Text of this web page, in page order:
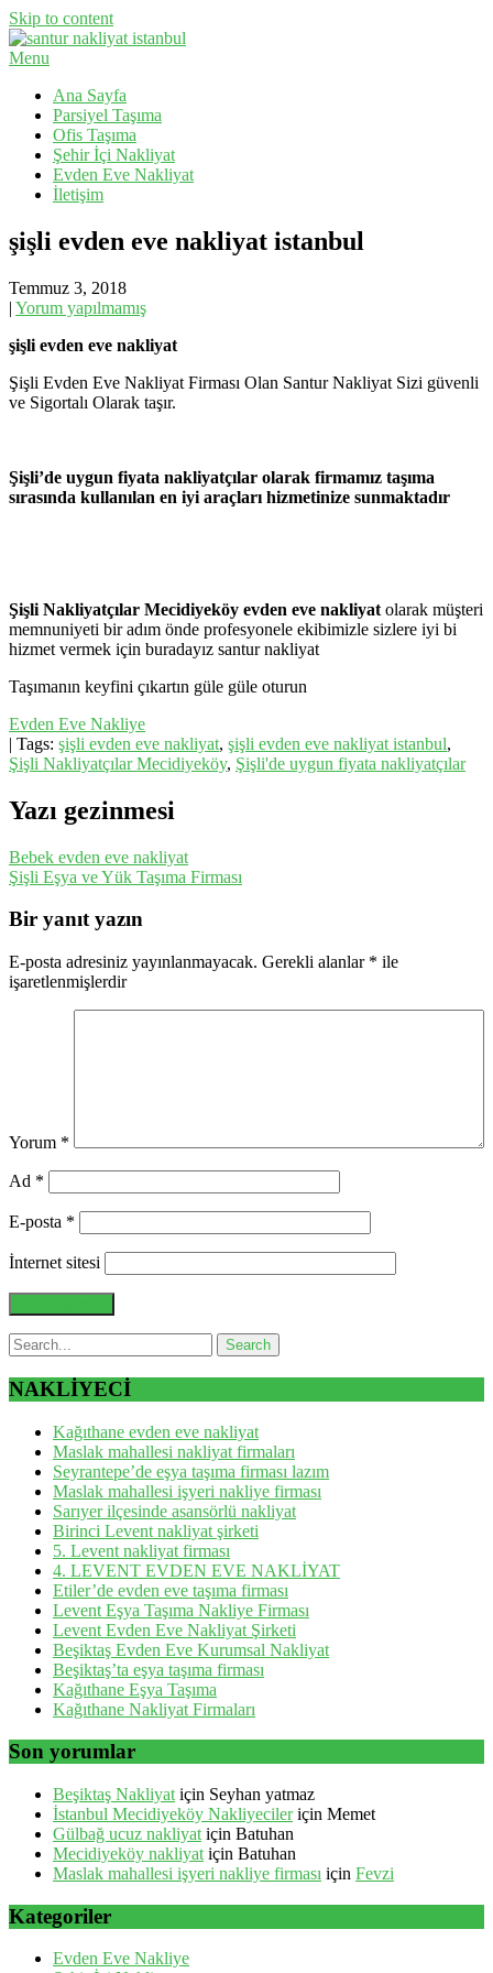
Skip to content
Santur Nakliyat
Menu
Ana Sayfa
Parsiyel Taşıma
Ofis Taşıma
Şehir İçi Nakliyat
Evden Eve Nakliyat
İletişim
şişli evden eve nakliyat istanbul
Temmuz 3, 2018
| Yorum yapılmamış
şişli evden eve nakliyat
Şişli Evden Eve Nakliyat Firması Olan Santur Nakliyat Sizi güvenli
ve Sigortalı Olarak taşır.
Şişli’de uygun fiyata nakliyatçılar olarak firmamız taşıma
sırasında kullanılan en iyi araçları hizmetinize sunmaktadır
Şişli Nakliyatçılar Mecidiyeköy evden eve nakliyat olarak müşteri
memnuniyeti bir adım önde profesyonele ekibimizle sizlere iyi bi
hizmet vermek için buradayız santur nakliyat
Taşımanın keyfini çıkartın güle güle oturun
Evden Eve Nakliye
| Tags: şişli evden eve nakliyat, şişli evden eve nakliyat istanbul,
Şişli Nakliyatçılar Mecidiyeköy, Şişli'de uygun fiyata nakliyatçılar
Yazı gezinmesi
Bebek evden eve nakliyat
Şişli Eşya ve Yük Taşıma Firması
Bir yanıt yazın
E-posta adresiniz yayınlanmayacak. Gerekli alanlar * ile
işaretlenmişlerdir
Yorum *
Ad *
E-posta *
İnternet sitesi
NAKLİYECİ
Kağıthane evden eve nakliyat
Maslak mahallesi nakliyat firmaları
Seyrantepe’de eşya taşıma firması lazım
Maslak mahallesi işyeri nakliye firması
Sarıyer ilçesinde asansörlü nakliyat
Birinci Levent nakliyat şirketi
5. Levent nakliyat firması
4. LEVENT EVDEN EVE NAKLİYAT
Etiler’de evden eve taşıma firması
Levent Eşya Taşıma Nakliye Firması
Levent Evden Eve Nakliyat Şirketi
Beşiktaş Evden Eve Kurumsal Nakliyat
Beşiktaş’ta eşya taşıma firması
Kağıthane Eşya Taşıma
Kağıthane Nakliyat Firmaları
Son yorumlar
Beşiktaş Nakliyat için Seyhan yatmaz
İstanbul Mecidiyeköy Nakliyecileriçin Memet
Gülbağ ucuz nakliyat için Batuhan
Mecidiyeköy nakliyat için Batuhan
Maslak mahallesi işyeri nakliye firması için Fevzi
Kategoriler
Evden Eve Nakliye